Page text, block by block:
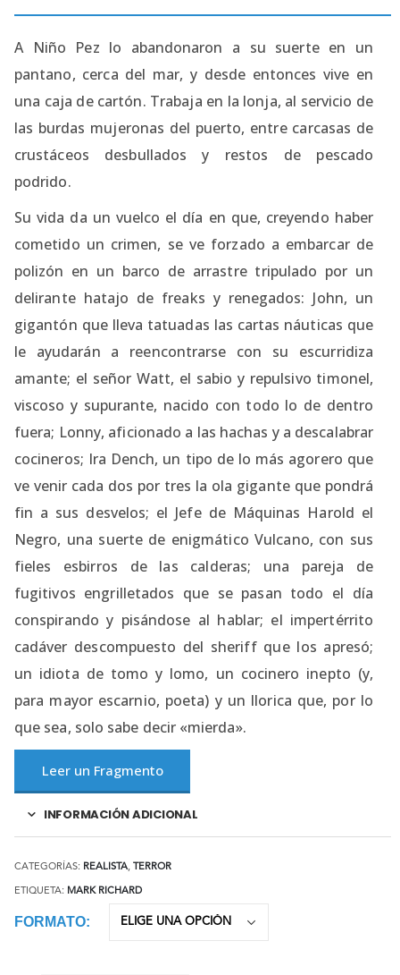
A Niño Pez lo abandonaron a su suerte en un
pantano, cerca del mar, y desde entonces vive en
una caja de cartón. Trabaja en la lonja, al servicio de
las burdas mujeronas del puerto, entre carcasas de
crustáceos desbullados y restos de pescado
podrido.
Su vida da un vuelco el día en que, creyendo haber
cometido un crimen, se ve forzado a embarcar de
polizón en un barco de arrastre tripulado por un
delirante hatajo de freaks y renegados: John, un
gigantón que lleva tatuadas las cartas náuticas que
le ayudarán a reencontrarse con su escurridiza
amante; el señor Watt, el sabio y repulsivo timonel,
viscoso y supurante, nacido con todo lo de dentro
fuera; Lonny, aficionado a las hachas y a descalabrar
cocineros; Ira Dench, un tipo de lo más agorero que
ve venir cada dos por tres la ola gigante que pondrá
fin a sus desvelos; el Jefe de Máquinas Harold el
Negro, una suerte de enigmático Vulcano, con sus
fieles esbirros de las calderas; una pareja de
fugitivos engrilletados que se pasan todo el día
conspirando y pisándose al hablar; el impertérrito
cadáver descompuesto del sheriff que los apresó;
un idiota de tomo y lomo, un cocinero inepto (y,
para mayor escarnio, poeta) y un llorica que, por lo
que sea, solo sabe decir «mierda».
Leer un Fragmento
INFORMACIÓN ADICIONAL
CATEGORÍAS: REALISTA, TERROR
ETIQUETA: MARK RICHARD
FORMATO